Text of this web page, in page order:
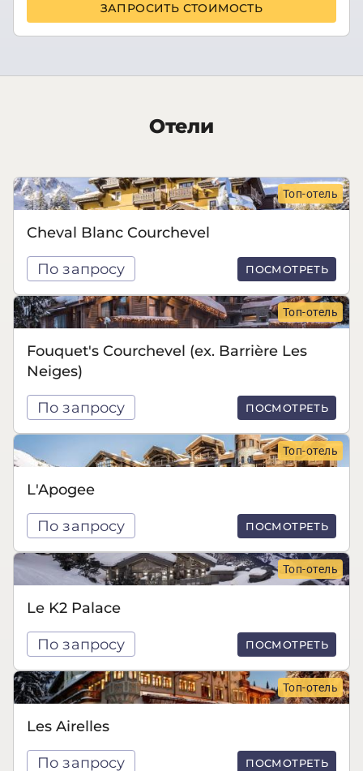
ЗАПРОСИТЬ СТОИМОСТЬ
Отели
Топ-отель
Cheval Blanc Courchevel
По запросу ПОСМОТРЕТЬ
Топ-отель
Fouquet's Courchevel (ex. Barrière Les
Neiges)
По запросу ПОСМОТРЕТЬ
Топ-отель
L'Apogee
По запросу ПОСМОТРЕТЬ
Топ-отель
Le K2 Palace
По запросу ПОСМОТРЕТЬ
Топ-отель
Les Airelles
По запросу ПОСМОТРЕТЬ